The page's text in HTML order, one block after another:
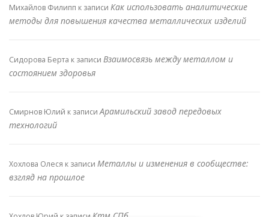
Михайлов Филипп к записи Как использовать аналитические
методы для повышения качества металлических изделий
Сидорова Берта к записи Взаимосвязь между металлом и
состоянием здоровья
Смирнов Юлий к записиАрамильский завод передовых
технологий
Хохлова Олеся к записи Металлы и изменения в сообществе:
взгляд на прошлое